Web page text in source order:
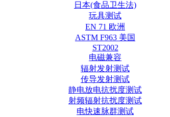
日本(食品卫生法)
玩具测试
EN 71 欧洲
ASTM F963 美国
ST2002
电磁兼容
辐射发射测试
传导发射测试
静电放电抗扰度测试
射频辐射抗扰度测试
电快速脉群测试